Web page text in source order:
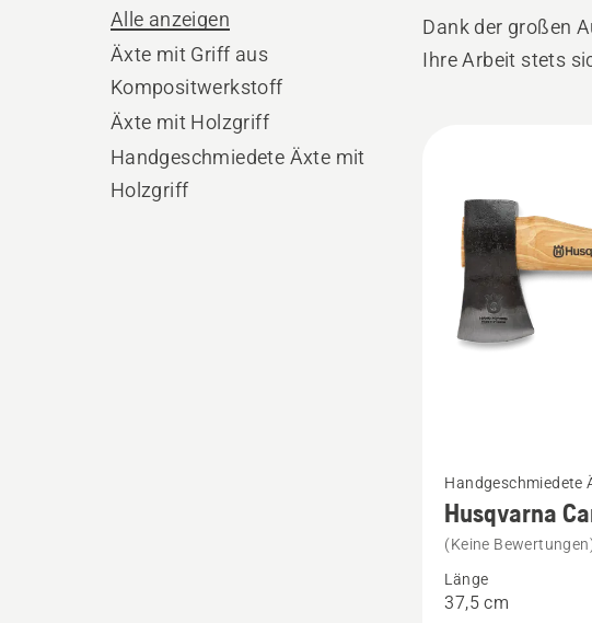
Alle anzeigen
Äxte mit Griff aus
Kompositwerkstoff
Äxte mit Holzgriff
Handgeschmiedete Äxte mit
Holzgriff
Dank der großen
Ihre Arbeit stets
Details
Husqvarna
Campingaxt
Handgeschmiedete
Husqvarna
(Keine
Länge
37,5 cm